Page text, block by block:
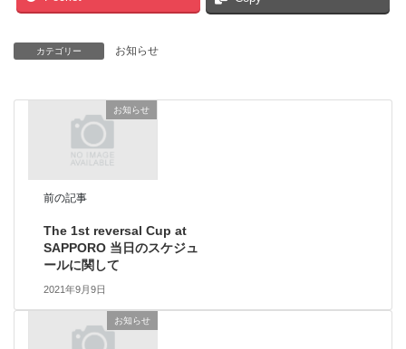
カテゴリー お知らせ
お知らせ
前の記事
The 1st reversal Cup at
SAPPORO 当日のスケジュ
ールに関して
2021年9月9日
お知らせ